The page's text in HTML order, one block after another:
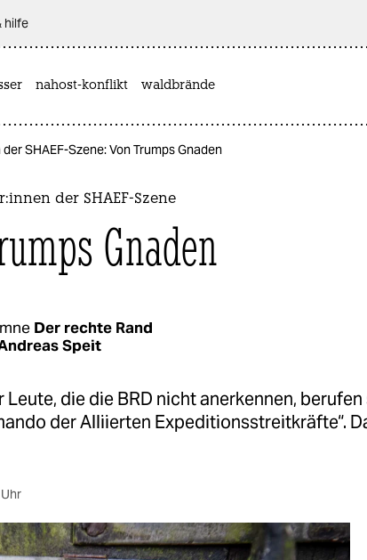
hilfe
nahost-konflikt waldbrände
SHAEF-Szene: Von Trumps Gnaden
der SHAEF-Szene
Gnaden
Der rechte Rand
Speit
Leute, die die BRD nicht anerkennen,
der Alliierten Expeditionsstreitkräfte“.